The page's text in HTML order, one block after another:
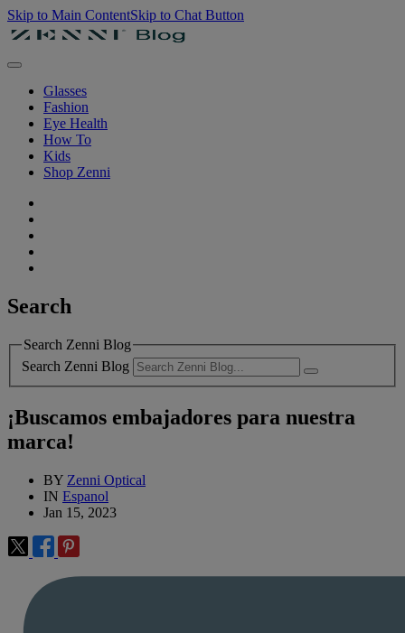
Skip to Main ContentSkip to Chat Button
Glasses
Fashion
Eye Health
How To
Kids
Shop Zenni
Search
Search Zenni Blog
Search Zenni Blog
¡Buscamos embajadores para nuestra
marca!
BY Zenni Optical
IN Espanol
Jan 15, 2023